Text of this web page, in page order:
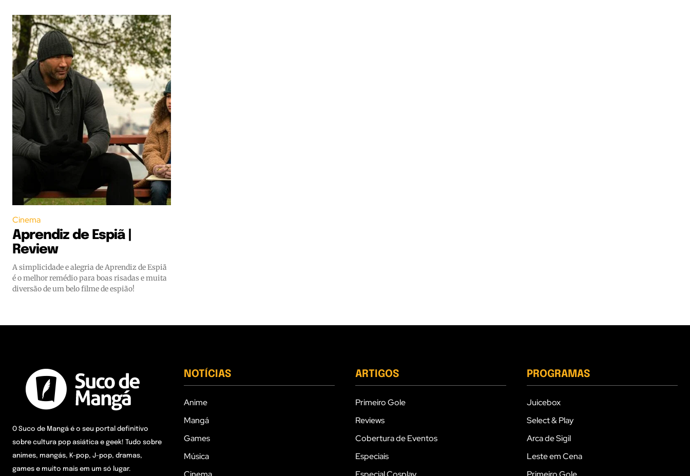
Cinema
Aprendiz de Espiã |
Review
A simplicidade e alegria de Aprendiz de Espiã
é o melhor remédio para boas risadas e muita
diversão de um belo filme de espião!
O Suco de Mangá é o seu portal definitivo
sobre cultura pop asiática e geek! Tudo sobre
animes, mangás, K-pop, J-pop, dramas,
games e muito mais em um só lugar.
NOTÍCIAS
Anime
Mangá
Games
Música
ARTIGOS
Primeiro Gole
Reviews
Cobertura de Eventos
Especiais
PROGRAMAS
Juicebox
Select & Play
Arca de Sigil
Leste em Cena